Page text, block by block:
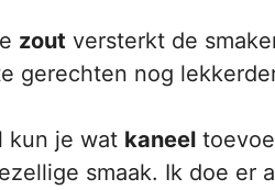
zout versterkt de
gerechten nog
kun je wat kaneel
smaak. Ik doe er